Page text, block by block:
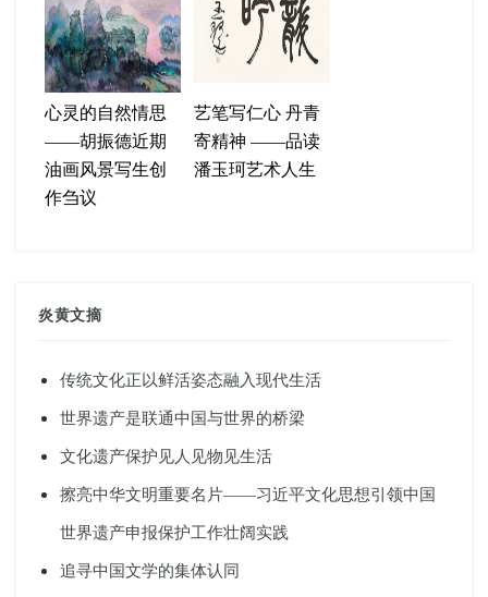
心灵的自然情思
——胡振德近期
油画风景写生创
作刍议
艺笔写仁心 丹青
寄精神 ——品读
潘玉珂艺术人生
炎黄文摘
传统文化正以鲜活姿态融入现代生活
世界遗产是联通中国与世界的桥梁
文化遗产保护见人见物见生活
擦亮中华文明重要名片——习近平文化思想引领中国
世界遗产申报保护工作壮阔实践
追寻中国文学的集体认同